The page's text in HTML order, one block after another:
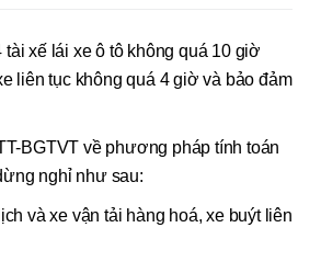
xế lái xe ô tô không quá 10 giờ
liên tục không quá 4 giờ và bảo đảm
BGTVT về phương pháp tính toán
nghỉ như sau:
và xe vận tải hàng hoá, xe buýt liên